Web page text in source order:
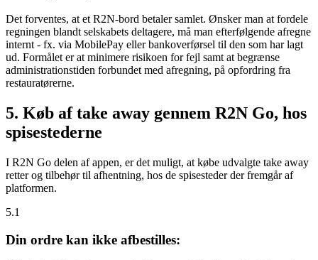
Det forventes, at et R2N-bord betaler samlet. Ønsker man at fordele
regningen blandt selskabets deltagere, må man efterfølgende afregne
internt - fx. via MobilePay eller bankoverførsel til den som har lagt
ud. Formålet er at minimere risikoen for fejl samt at begrænse
administrationstiden forbundet med afregning, på opfordring fra
restauratørerne.
5. Køb af take away gennem R2N Go, hos
spisestederne
I R2N Go delen af appen, er det muligt, at købe udvalgte take away
retter og tilbehør til afhentning, hos de spisesteder der fremgår af
platformen.
5.1
Din ordre kan ikke afbestilles: